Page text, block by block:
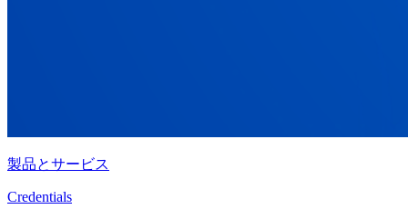
製品とサービス
Credentials